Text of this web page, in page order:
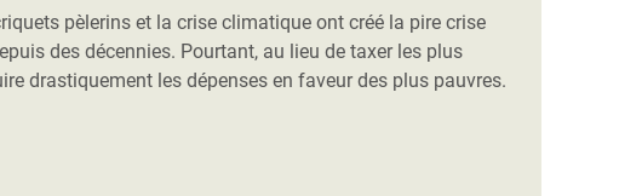
pèlerins et la crise climatique ont créé la pire crise
des décennies. Pourtant, au lieu de taxer les plus
drastiquement les dépenses en faveur des plus pauvres.